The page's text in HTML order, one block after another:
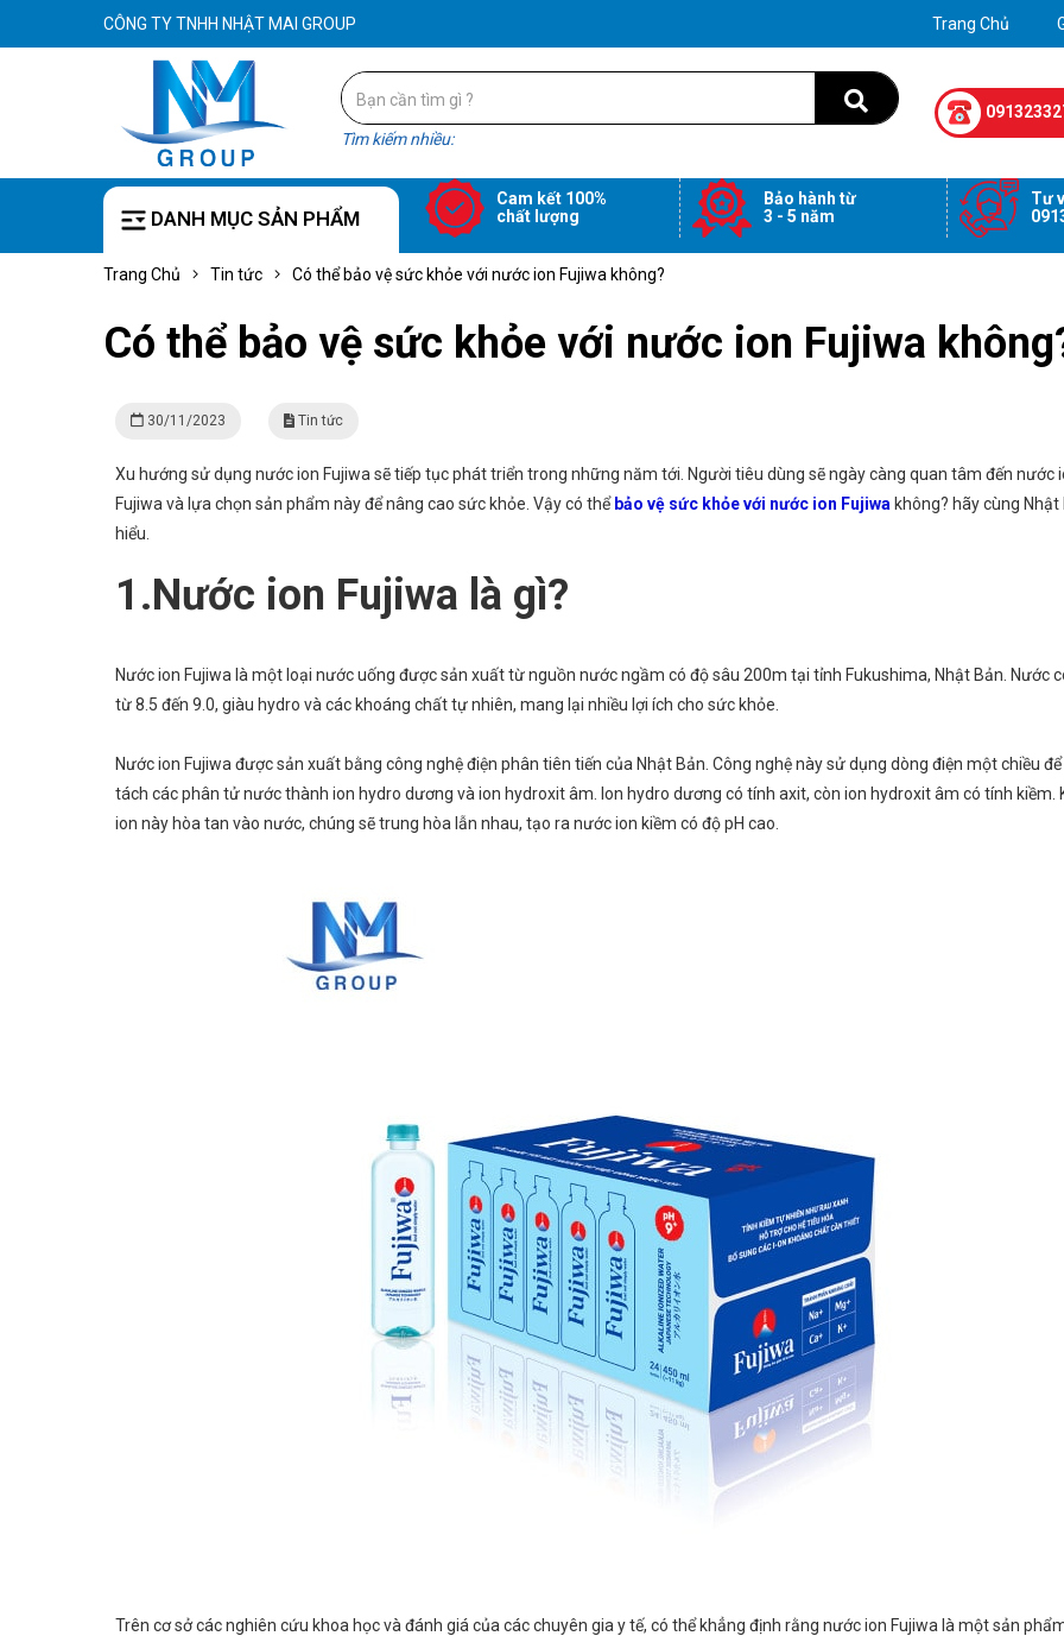
CÔNG TY TNHH NHẬT MAI GROUP Trang Chủ
Tìm kiếm nhiều:
DANH MỤC SẢN PHẨM
Cam kết 100%
chất lượng
Bảo hành từ
3 - 5 năm
Tư
Trang Chủ Tin tức Có thể bảo vệ sức khỏe với nước ion Fujiwa không?
Có thể bảo vệ sức khỏe với nước ion Fujiwa
30/11/2023 Tin tức
Xu hướng sử dụng nước ion Fujiwa sẽ tiếp tục phát triển trong những năm tới. Người tiêu dùng sẽ ngày càng quan tâm đến nước
Fujiwa và lựa chọn sản phẩm này để nâng cao sức khỏe. Vậy có thểbảo vệ sức khỏe với nước ion Fujiwa không? hãy cùng Nhật
hiểu.
1.Nước ion Fujiwa là gì?
Nước ion Fujiwa là một loại nước uống được sản xuất từ nguồn nước ngầm có độ sâu 200m tại tỉnh Fukushima, Nhật Bản. Nước
từ 8.5 đến 9.0, giàu hydro và các khoáng chất tự nhiên, mang lại nhiều lợi ích cho sức khỏe.
Nước ion Fujiwa được sản xuất bằng công nghệ điện phân tiên tiến của Nhật Bản. Công nghệ này sử dụng dòng điện một chiều
tách các phân tử nước thành ion hydro dương và ion hydroxit âm. Ion hydro dương có tính axit, còn ion hydroxit âm có tính kiềm.
ion này hòa tan vào nước, chúng sẽ trung hòa lẫn nhau, tạo ra nước ion kiềm có độ pH cao.
Trên cơ sở các nghiên cứu khoa học và đánh giá của các chuyên gia y tế, có thể khẳng định rằng nước ion Fujiwa là một sản